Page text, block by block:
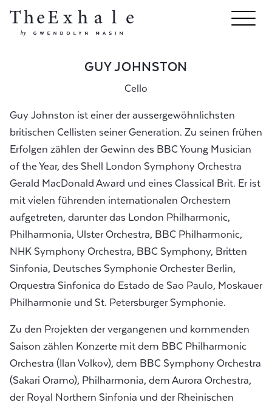
GUY JOHNSTON
Cello
Guy Johnston ist einer der aussergewöhnlichsten
britischen Cellisten seiner Generation. Zu seinen frühen
Erfolgen zählen der Gewinn des BBC Young Musician
of the Year, des Shell London Symphony Orchestra
Gerald MacDonald Award und eines Classical Brit. Er ist
mit vielen führenden internationalen Orchestern
aufgetreten, darunter das London Philharmonic,
Philharmonia, Ulster Orchestra, BBC Philharmonic,
NHK Symphony Orchestra, BBC Symphony, Britten
Sinfonia, Deutsches Symphonie Orchester Berlin,
Orquestra Sinfonica do Estado de Sao Paulo, Moskauer
Philharmonie und St. Petersburger Symphonie.
Zu den Projekten der vergangenen und kommenden
Saison zählen Konzerte mit dem BBC Philharmonic
Orchestra (Ilan Volkov), dem BBC Symphony Orchestra
(Sakari Oramo), Philharmonia, dem Aurora Orchestra,
der Royal Northern Sinfonia und der Rheinischen